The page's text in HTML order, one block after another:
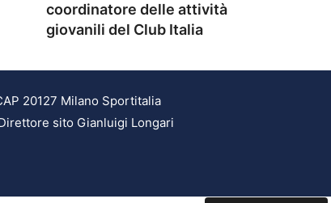
coordinatore delle attività
giovanili del Club Italia
20127 Milano Sportitalia
sito Gianluigi Longari